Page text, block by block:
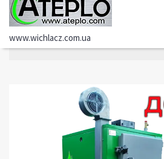
www.wichlacz.com.ua